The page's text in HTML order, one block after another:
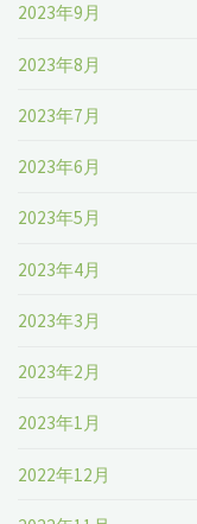
2023年9月
2023年8月
2023年7月
2023年6月
2023年5月
2023年4月
2023年3月
2023年2月
2023年1月
2022年12月